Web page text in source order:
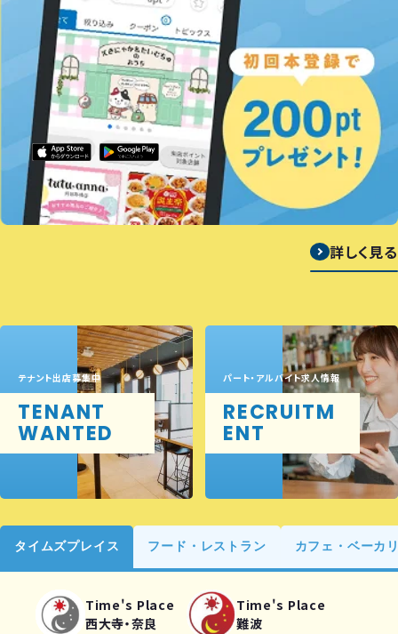
詳しく見る
テナント出店募集中
TENANT
WANTED
パート・アルバイト求人情報
RECRUITM
ENT
タイムズプレイス フード・レストラン カフェ・ベーカ
Time's Place
西大寺・奈良
Time's Place
難波